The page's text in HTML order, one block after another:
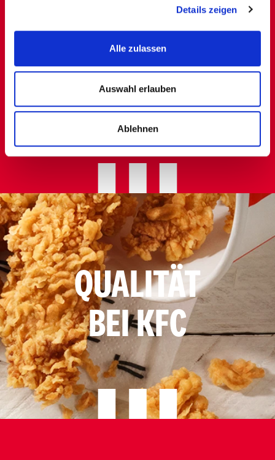
Details zeigen
Alle zulassen
Auswahl erlauben
Ablehnen
CLICK & COLLECT
QUALITÄT
BEI KFC